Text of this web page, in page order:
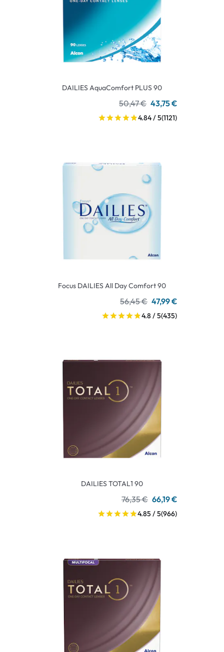
DAILIES AquaComfort PLUS 90
50,47 € 43,75 €
4.84 / 5(1121)
Focus DAILIES All Day Comfort 90
56,45 € 47,99 €
4.8 / 5(435)
DAILIES TOTAL1 90
76,35 € 66,19 €
4.85 / 5(966)